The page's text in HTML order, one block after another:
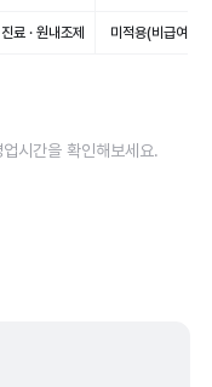
료 · 원내조제 미적용(비급여)
시간을 확인해보세요.